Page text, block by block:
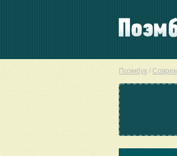
Поэмбук /